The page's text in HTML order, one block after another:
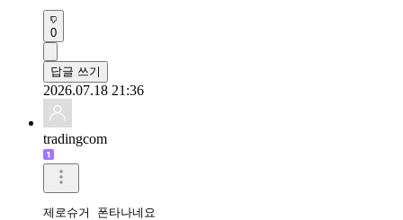
0
답글 쓰기
2026.07.18 21:36
tradingcom
제로슈거 폰타나네요